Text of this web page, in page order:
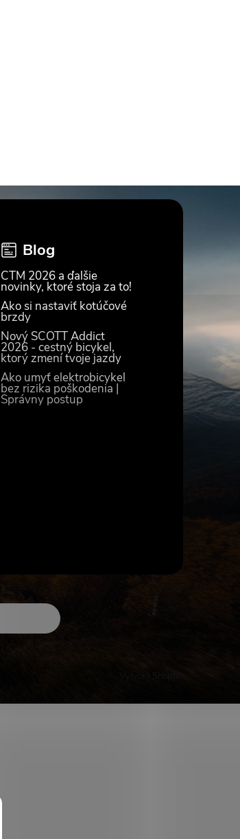
Blog
CTM 2026 a ďalšie
novinky, ktoré stoja za to!
Ako si nastaviť kotúčové
brzdy
Nový SCOTT Addict
2026 - cestný bicykel,
ktorý zmení tvoje jazdy
Ako umyť elektrobicykel
bez rizika poškodenia |
Správny postup